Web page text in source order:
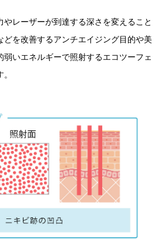
やレーザーが到達する深さを変えること
どを改善するアンチエイジング目的や美
弱いエネルギーで照射するエコツーフェ